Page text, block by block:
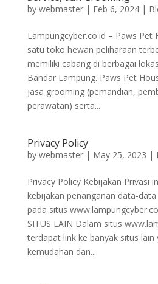
by webmaster| Feb 6, 2024|
Lampungcyber.co.id – Paws Pet
satu toko hewan peliharaan
memiliki cabang di berbagai
Bandar Lampung. Paws Pet
jasa grooming (pemandian,
perawatan) serta...
Privacy Policy
by webmaster| May 25, 2023 |
Privacy Policy Kebijakan Privasi
kebijakan penanganan data-
pada situs
SITUS LAIN Dalam situs
terdapat link ke banyak situs lain
kemudahan dan...